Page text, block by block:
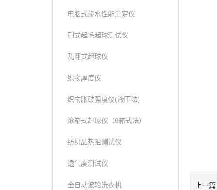
电脑式渗水性能测定仪
刷式起毛起球测试仪
乱翻式起球仪
织物厚度仪
织物胀破强度仪(液压法)
滚箱式起球仪（9箱式法）
纺织品热阻测试仪
透气度测试仪
全自动波轮洗衣机 上一